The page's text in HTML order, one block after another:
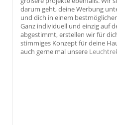
darum geht, deine Werbung
und dich in einem
Ganz individuell und einzig auf
abgestimmt, erstellen wir für
stimmiges Konzept für deine
auch gerne mal unsere